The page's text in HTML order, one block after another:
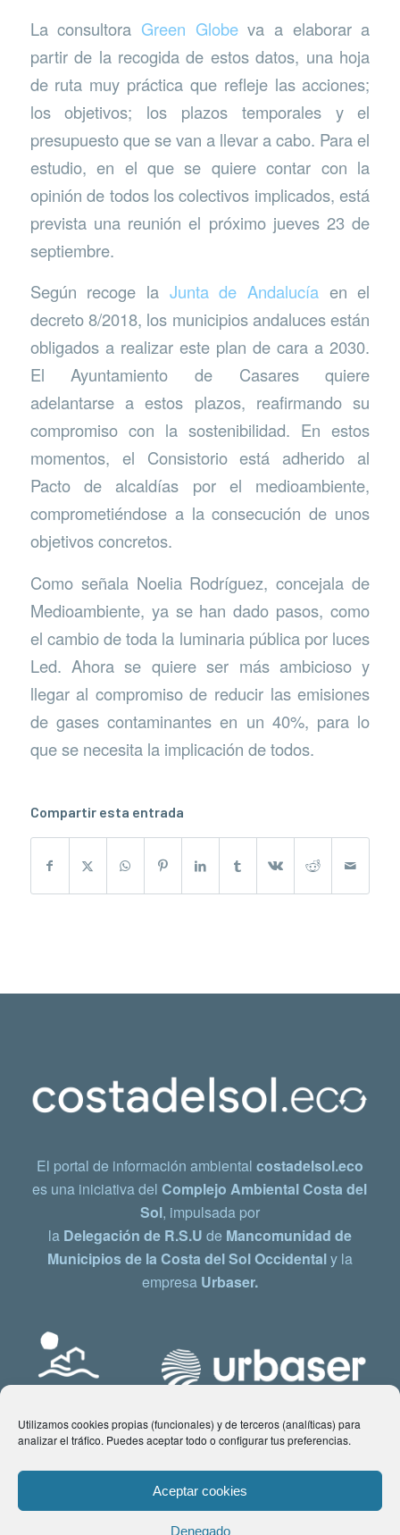
Utilizamos cookies propias (funcionales) y de terceros (analíticas) para
analizar el tráfico. Puedes aceptar todo o configurar tus preferencias.
Aceptar cookies
Denegado
La consultora Green Globeva a elaborar a
partir de la recogida de estos datos, una hoja
de ruta muy práctica que refleje las acciones;
los objetivos; los plazos temporales y el
presupuesto que se van a llevar a cabo. Para el
estudio, en el que se quiere contar con la
opinión de todos los colectivos implicados, está
prevista una reunión el próximo jueves 23 de
septiembre.
Según recoge la Junta de Andalucía en el
decreto 8/2018, los municipios andaluces están
obligados a realizar este plan de cara a 2030.
El Ayuntamiento de Casares quiere
adelantarse a estos plazos, reafirmando su
compromiso con la sostenibilidad. En estos
momentos, el Consistorio está adherido al
Pacto de alcaldías por el medioambiente,
comprometiéndose a la consecución de unos
objetivos concretos.
Como señala Noelia Rodríguez, concejala de
Medioambiente, ya se han dado pasos, como
el cambio de toda la luminaria pública por luces
Led. Ahora se quiere ser más ambicioso y
llegar al compromiso de reducir las emisiones
de gases contaminantes en un 40%, para lo
que se necesita la implicación de todos.
Compartir esta entrada
El portal de información ambiental costadelsol.eco
es una iniciativa delComplejo Ambiental Costa del
Sol, impulsada por
la Delegación de R.S.U de Mancomunidad de
Municipios de la Costa del Sol Occidentaly la
empresa Urbaser.